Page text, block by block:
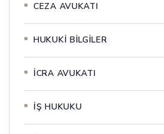
CEZA AVUKATI
HUKUKİ BİLGİLER
İCRA AVUKATI
İŞ HUKUKU